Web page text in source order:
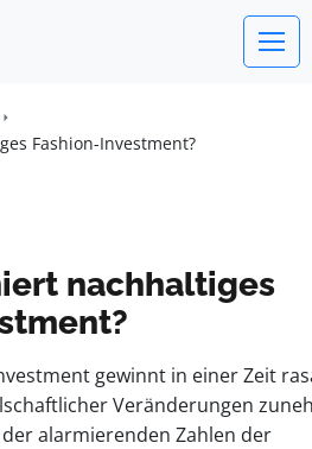
Fashion-Investment?
nachhaltiges
gewinnt in einer Zeit
Veränderungen
alarmierenden Zahlen der